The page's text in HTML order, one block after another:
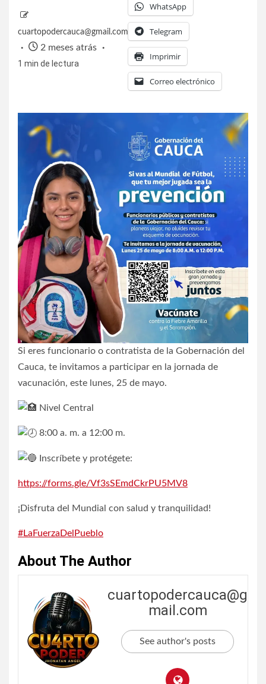
cuartopodercauca@gmail.com
2 meses atrás
1 min de lectura
WhatsApp
Telegram
Imprimir
Correo electrónico
Si eres funcionario o contratista de la Gobernación del
Cauca, te invitamos a participar en la jornada de
vacunación, este lunes, 25 de mayo.
Nivel Central
8:00 a. m. a 12:00 m.
Inscríbete y protégete:
https://forms.gle/Vf3sSEmdCkrPU5MV8
¡Disfruta del Mundial con salud y tranquilidad!
#LaFuerzaDelPueblo
About The Author
cuartopodercauca@g
mail.com
See author's posts